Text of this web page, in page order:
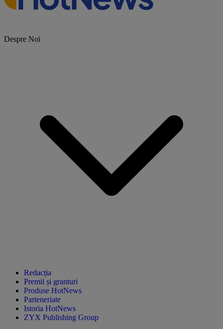
Despre Noi
Redacția
Premii și granturi
Produse HotNews
Parteneriate
Istoria HotNews
ZYX Publishing Group